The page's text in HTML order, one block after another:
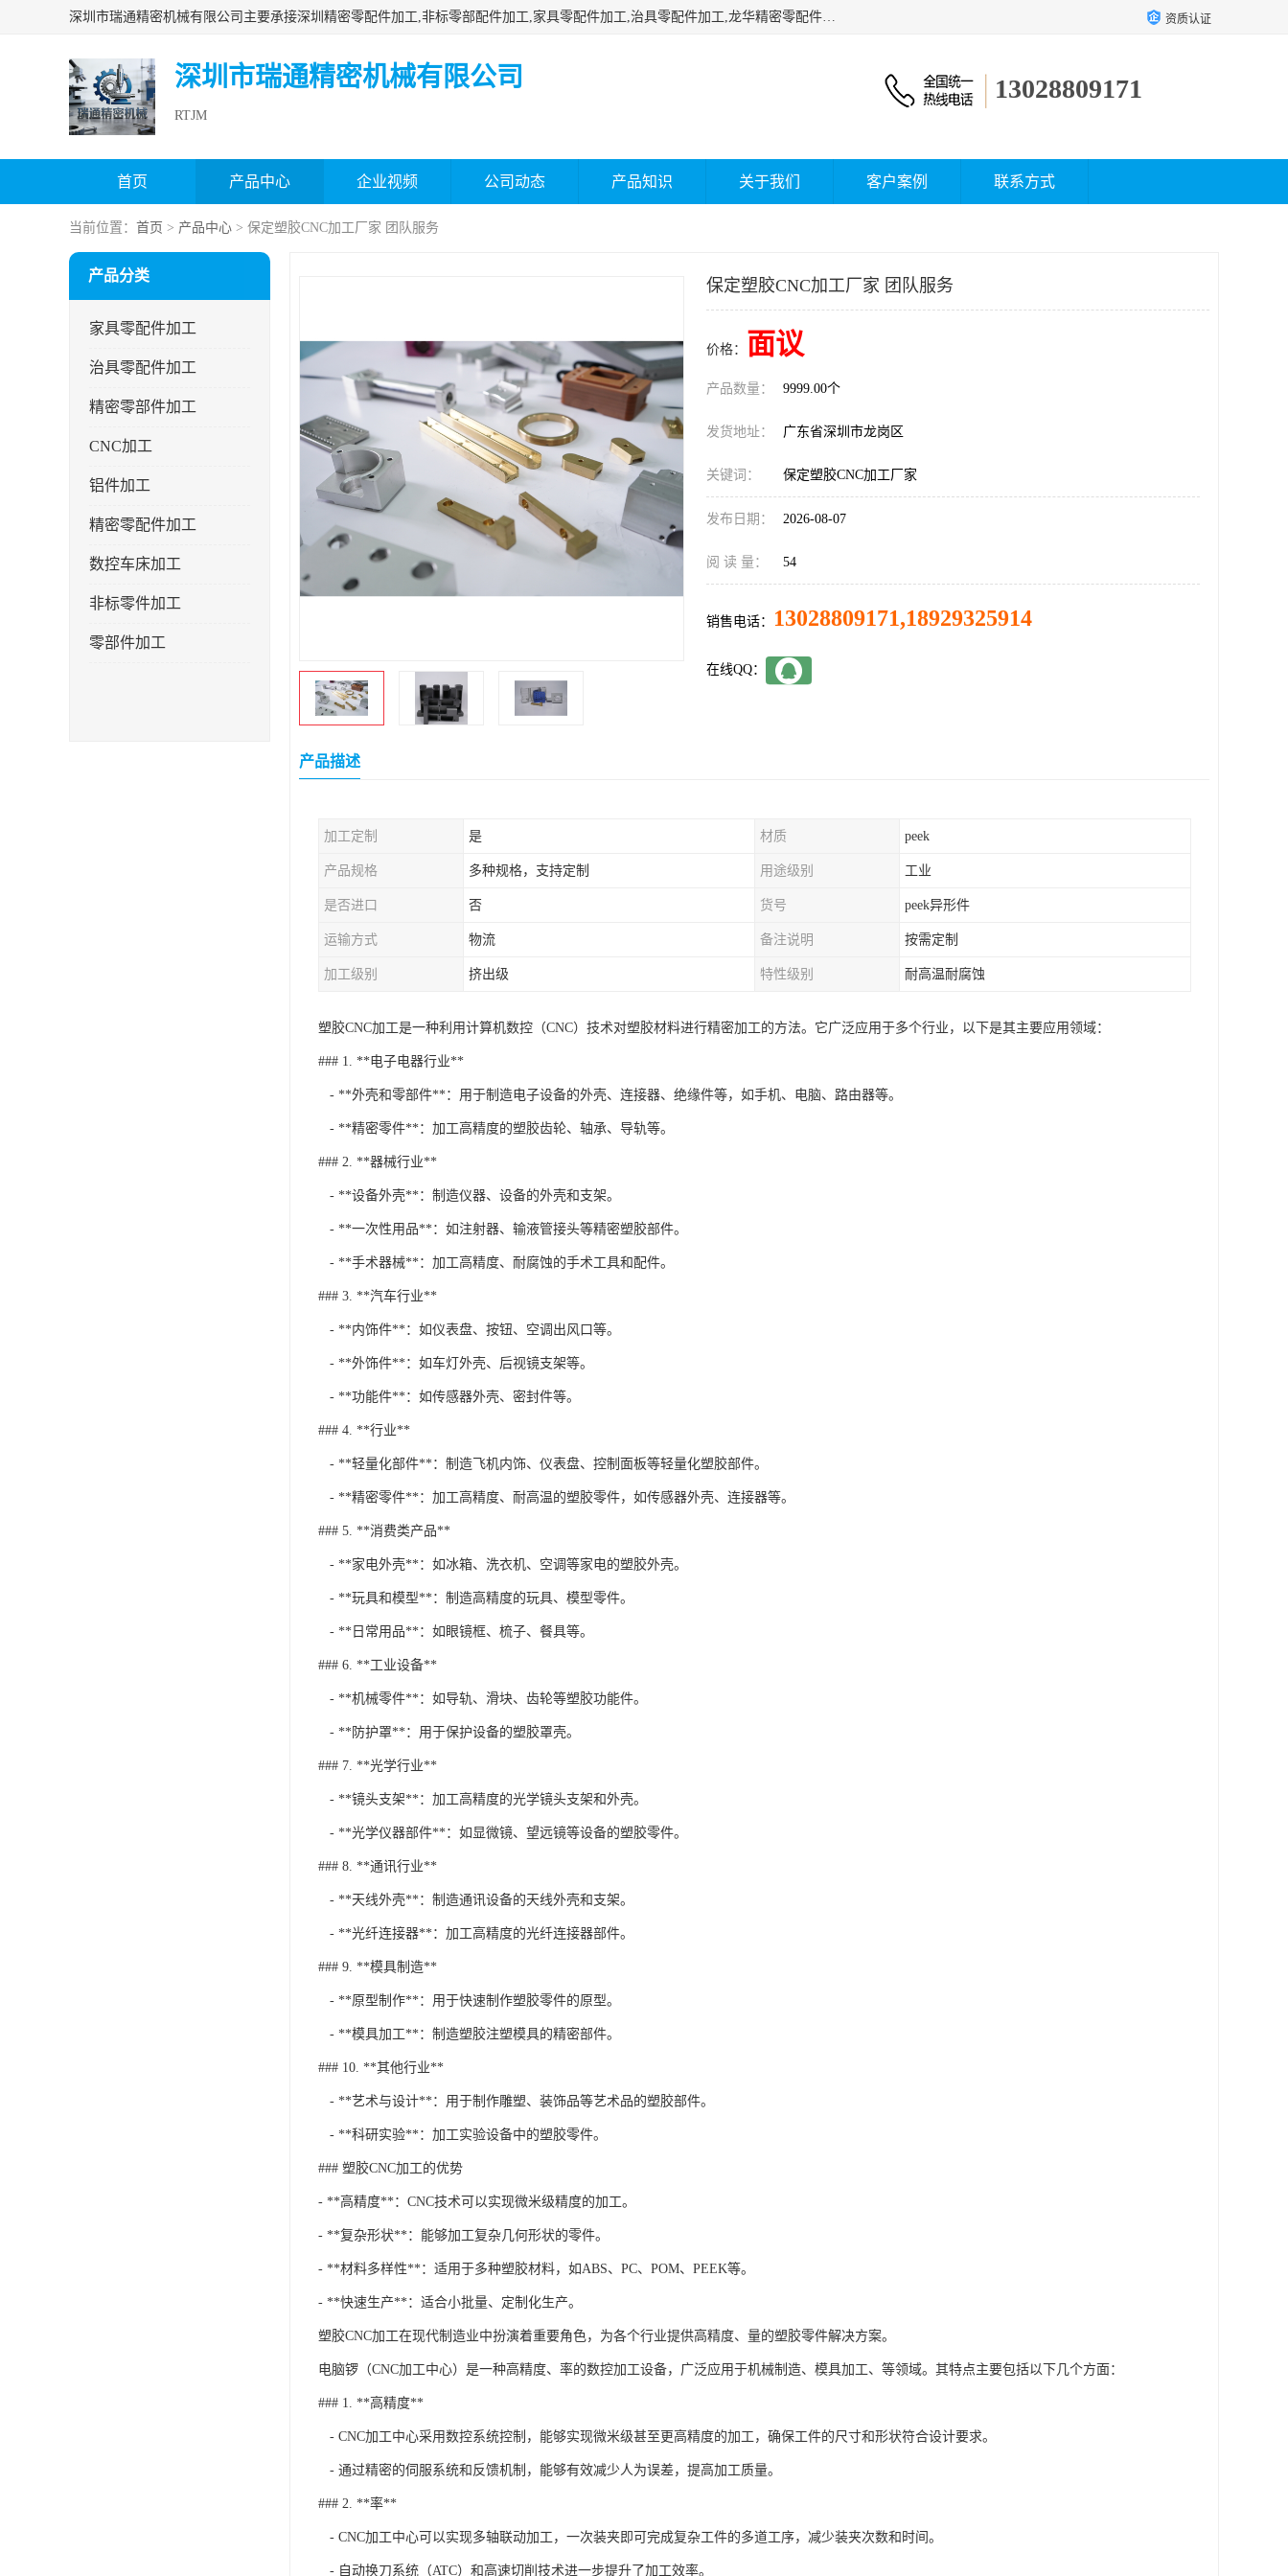
深圳市瑞通精密机械有限公司主要承接深圳精密零配件加工,非标零部配件加工,家具零配件加工,治具零配件加工,龙华精密零配件加工等各种各种精密机械加工，欢迎来来电咨询！ 资质认证
深圳市瑞通精密机械有限公司
RTJM
13028809171
首页 产品中心 企业视频 公司动态 产品知识 关于我们 客户案例 联系方式
当前位置： 首页 > 产品中心 > 保定塑胶CNC加工厂家 团队服务
产品分类
家具零配件加工
治具零配件加工
精密零部件加工
CNC加工
铝件加工
精密零配件加工
数控车床加工
非标零件加工
零部件加工
保定塑胶CNC加工厂家 团队服务
价格： 面议
产品数量： 9999.00个
发货地址： 广东省深圳市龙岗区
关键词： 保定塑胶CNC加工厂家
发布日期： 2026-08-07
阅 读 量： 54
销售电话： 13028809171,18929325914
在线QQ：
产品描述
加工定制 是 材质 peek
产品规格 多种规格，支持定制 用途级别 工业
是否进口 否 货号 peek异形件
运输方式 物流 备注说明 按需定制
加工级别 挤出级 特性级别 耐高温耐腐蚀
塑胶CNC加工是一种利用计算机数控（CNC）技术对塑胶材料进行精密加工的方法。它广泛应用于多个行业，以下是其主要应用领域：
### 1. **电子电器行业**
- **外壳和零部件**：用于制造电子设备的外壳、连接器、绝缘件等，如手机、电脑、路由器等。
- **精密零件**：加工高精度的塑胶齿轮、轴承、导轨等。
### 2. **器械行业**
- **设备外壳**：制造仪器、设备的外壳和支架。
- **一次性用品**：如注射器、输液管接头等精密塑胶部件。
- **手术器械**：加工高精度、耐腐蚀的手术工具和配件。
### 3. **汽车行业**
- **内饰件**：如仪表盘、按钮、空调出风口等。
- **外饰件**：如车灯外壳、后视镜支架等。
- **功能件**：如传感器外壳、密封件等。
### 4. **行业**
- **轻量化部件**：制造飞机内饰、仪表盘、控制面板等轻量化塑胶部件。
- **精密零件**：加工高精度、耐高温的塑胶零件，如传感器外壳、连接器等。
### 5. **消费类产品**
- **家电外壳**：如冰箱、洗衣机、空调等家电的塑胶外壳。
- **玩具和模型**：制造高精度的玩具、模型零件。
- **日常用品**：如眼镜框、梳子、餐具等。
### 6. **工业设备**
- **机械零件**：如导轨、滑块、齿轮等塑胶功能件。
- **防护罩**：用于保护设备的塑胶罩壳。
### 7. **光学行业**
- **镜头支架**：加工高精度的光学镜头支架和外壳。
- **光学仪器部件**：如显微镜、望远镜等设备的塑胶零件。
### 8. **通讯行业**
- **天线外壳**：制造通讯设备的天线外壳和支架。
- **光纤连接器**：加工高精度的光纤连接器部件。
### 9. **模具制造**
- **原型制作**：用于快速制作塑胶零件的原型。
- **模具加工**：制造塑胶注塑模具的精密部件。
### 10. **其他行业**
- **艺术与设计**：用于制作雕塑、装饰品等艺术品的塑胶部件。
- **科研实验**：加工实验设备中的塑胶零件。
### 塑胶CNC加工的优势
- **高精度**：CNC技术可以实现微米级精度的加工。
- **复杂形状**：能够加工复杂几何形状的零件。
- **材料多样性**：适用于多种塑胶材料，如ABS、PC、POM、PEEK等。
- **快速生产**：适合小批量、定制化生产。
塑胶CNC加工在现代制造业中扮演着重要角色，为各个行业提供高精度、量的塑胶零件解决方案。
电脑锣（CNC加工中心）是一种高精度、率的数控加工设备，广泛应用于机械制造、模具加工、等领域。其特点主要包括以下几个方面：
### 1. **高精度**
- CNC加工中心采用数控系统控制，能够实现微米级甚至更高精度的加工，确保工件的尺寸和形状符合设计要求。
- 通过精密的伺服系统和反馈机制，能够有效减少人为误差，提高加工质量。
### 2. **率**
- CNC加工中心可以实现多轴联动加工，一次装夹即可完成复杂工件的多道工序，减少装夹次数和时间。
- 自动换刀系统（ATC）和高速切削技术进一步提升了加工效率。